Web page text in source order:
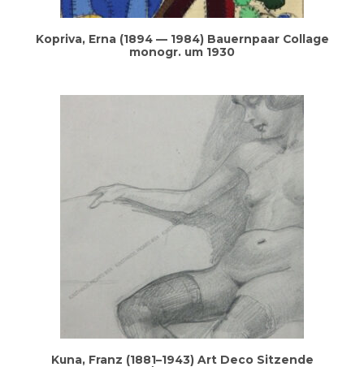
Kopri­va, Erna (1894 — 1984) Bau­ern­paar Col­la­ge
mono­gr. um 1930
Kuna, Franz (1881–1943) Art Deco Sit­zen­de